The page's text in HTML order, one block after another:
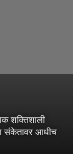
शक्तिशाली
संकेतावर आधीच